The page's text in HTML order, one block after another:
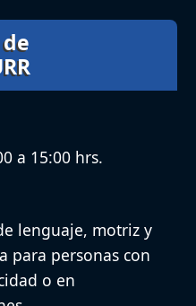
a 15:00 hrs.
lenguaje, motriz y
para personas con
o en